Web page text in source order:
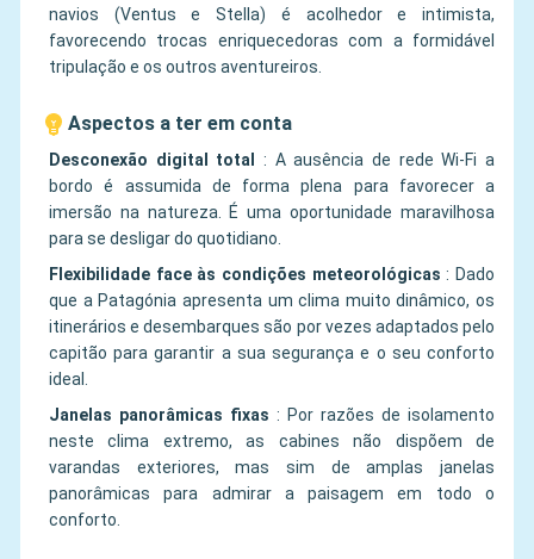
navios (Ventus e Stella) é acolhedor e intimista,
favorecendo trocas enriquecedoras com a formidável
tripulação e os outros aventureiros.
Aspectos a ter em conta
Desconexão digital total : A ausência de rede Wi-Fi a
bordo é assumida de forma plena para favorecer a
imersão na natureza. É uma oportunidade maravilhosa
para se desligar do quotidiano.
Flexibilidade face às condições meteorológicas : Dado
que a Patagónia apresenta um clima muito dinâmico, os
itinerários e desembarques são por vezes adaptados pelo
capitão para garantir a sua segurança e o seu conforto
ideal.
Janelas panorâmicas fixas : Por razões de isolamento
neste clima extremo, as cabines não dispõem de
varandas exteriores, mas sim de amplas janelas
panorâmicas para admirar a paisagem em todo o
conforto.